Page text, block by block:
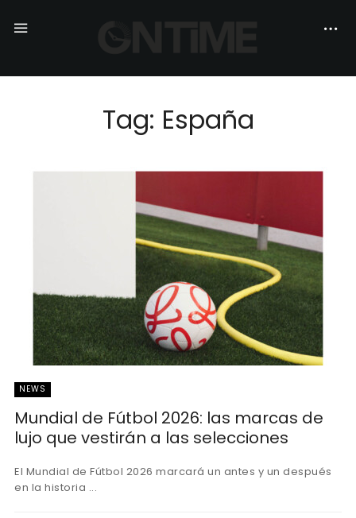
Tag: España
NEWS
Mundial de Fútbol 2026: las marcas de
lujo que vestirán a las selecciones
El Mundial de Fútbol 2026 marcará un antes y un después
en la historia ...